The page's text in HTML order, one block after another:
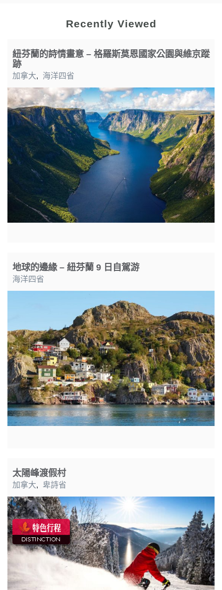
Recently Viewed
紐芬蘭的詩情畫意 – 格羅斯莫恩國家公園與維京蹤
跡
加拿大, 海洋四省
地球的邊緣 – 紐芬蘭 9 日自駕游
海洋四省
太陽峰渡假村
加拿大, 卑詩省